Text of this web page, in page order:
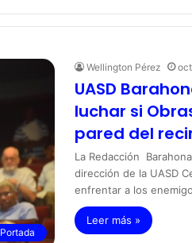
Portada
Wellington Pérez
UASD
luchar si
pared del
La Redacción
dirección de la UASD
enfrentar a los
Leer más »